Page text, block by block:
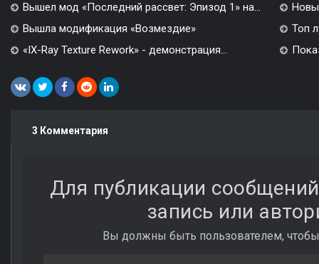
Вышел мод «Последний рассвет: Эпизод 1» на...
Вышла модификация «Возмездие»
Топ
«IX-Ray Texture Rework» - демонстрация...
3 Комментария
Для публикации
запись или
Вы должны быть пользователем,